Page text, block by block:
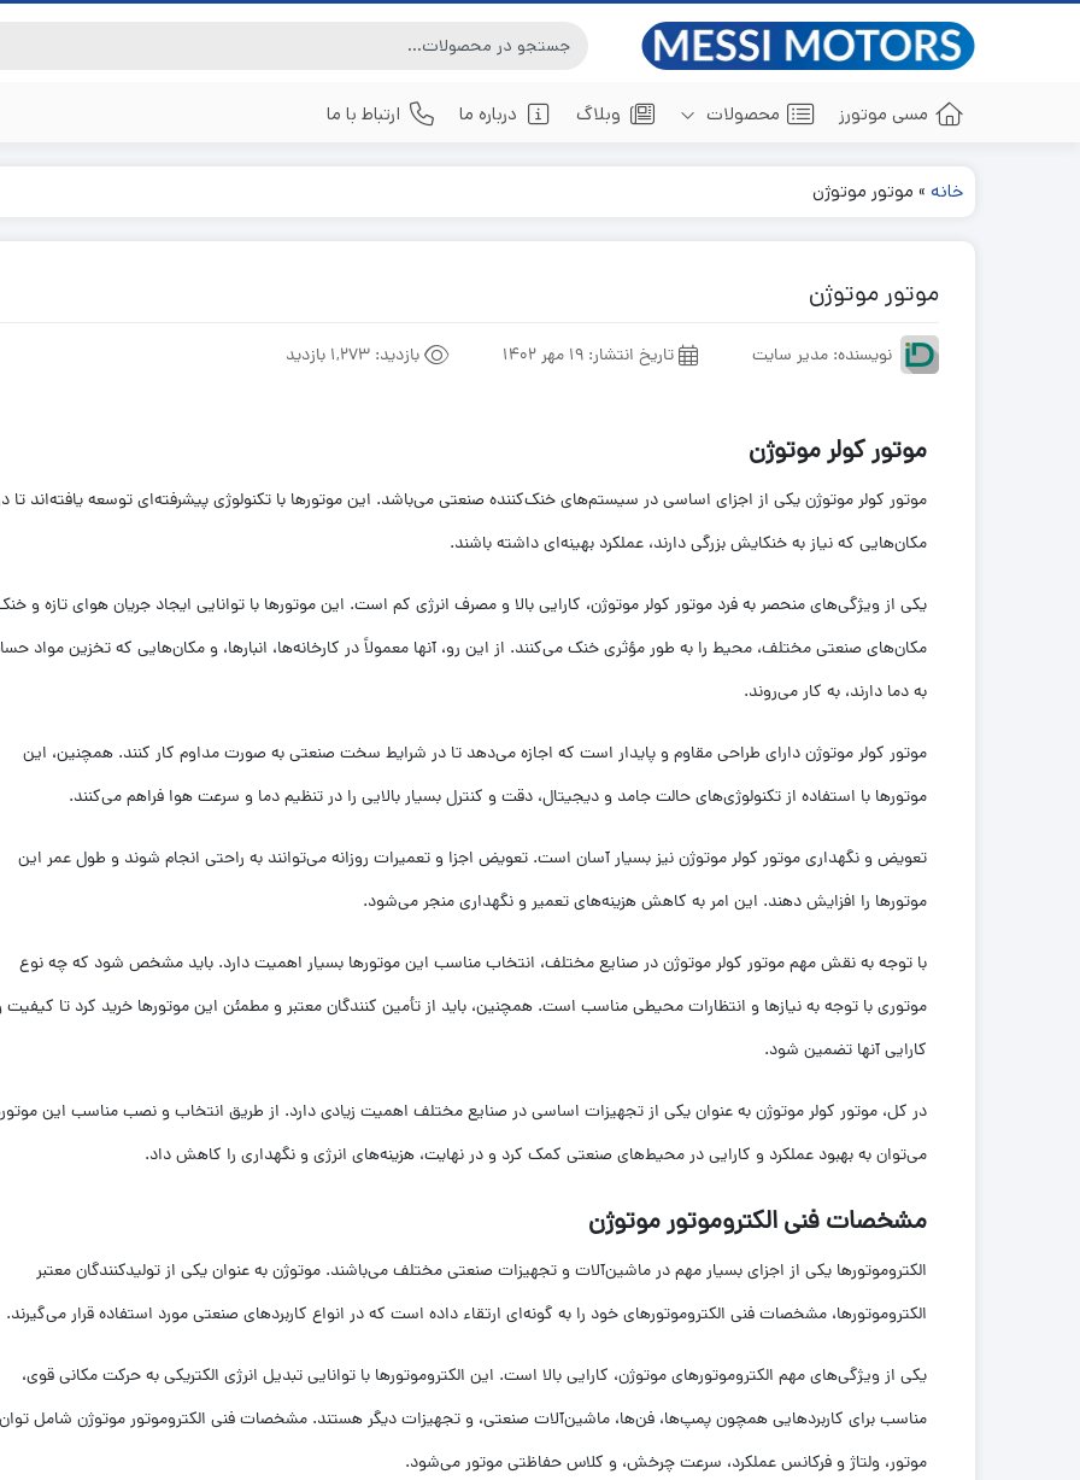
مسی موتورز محصولات وبلاگ درباره ما ارتباط با ما
خانه » موتور موتوژن
موتور موتوژن
نویسنده: مدیر سایت تاریخ انتشار: 19 مهر 1402 بازدید: 1,273 بازدید
موتور کولر موتوژن
موتور کولر موتوژن یکی از اجزای اساسی در سیستم‌های خنک‌کننده صنعتی می‌باشد. این موتورها با تکنولوژی پیشرفته‌ای توسعه یافته‌اند تا
مکان‌هایی که نیاز به خنکایش بزرگی دارند، عملکرد بهینه‌ای داشته باشند.
یکی از ویژگی‌های منحصر به فرد موتور کولر موتوژن، کارایی بالا و مصرف انرژی کم است. این موتورها با توانایی ایجاد جریان هوای تازه و
مکان‌های صنعتی مختلف، محیط را به طور مؤثری خنک می‌کنند. از این رو، آنها معمولاً در کارخانه‌ها، انبارها، و مکان‌هایی که تخزین مواد
به دما دارند، به کار می‌روند.
موتور کولر موتوژن دارای طراحی مقاوم و پایدار است که اجازه می‌دهد تا در شرایط سخت صنعتی به صورت مداوم کار کنند. همچنین، این
موتورها با استفاده از تکنولوژی‌های حالت جامد و دیجیتال، دقت و کنترل بسیار بالایی را در تنظیم دما و سرعت هوا فراهم می‌کنند.
تعویض و نگهداری موتور کولر موتوژن نیز بسیار آسان است. تعویض اجزا و تعمیرات روزانه می‌توانند به راحتی انجام شوند و طول عمر این
موتورها را افزایش دهند. این امر به کاهش هزینه‌های تعمیر و نگهداری منجر می‌شود.
با توجه به نقش مهم موتور کولر موتوژن در صنایع مختلف، انتخاب مناسب این موتورها بسیار اهمیت دارد. باید مشخص شود که چه نوع
موتوری با توجه به نیازها و انتظارات محیطی مناسب است. همچنین، باید از تأمین کنندگان معتبر و مطمئن این موتورها خرید کرد تا کیفیت
کارایی آنها تضمین شود.
در کل، موتور کولر موتوژن به عنوان یکی از تجهیزات اساسی در صنایع مختلف اهمیت زیادی دارد. از طریق انتخاب و نصب مناسب این
می‌توان به بهبود عملکرد و کارایی در محیط‌های صنعتی کمک کرد و در نهایت، هزینه‌های انرژی و نگهداری را کاهش داد.
مشخصات فنی الکتروموتور موتوژن
الکتروموتورها یکی از اجزای بسیار مهم در ماشین‌آلات و تجهیزات صنعتی مختلف می‌باشند. موتوژن به عنوان یکی از تولیدکنندگان معتبر
الکتروموتورها، مشخصات فنی الکتروموتورهای خود را به گونه‌ای ارتقاء داده است که در انواع کاربردهای صنعتی مورد استفاده قرار می‌گیرند.
یکی از ویژگی‌های مهم الکتروموتورهای موتوژن، کارایی بالا است. این الکتروموتورها با توانایی تبدیل انرژی الکتریکی به حرکت مکانی قوی،
مناسب برای کاربردهایی همچون پمپ‌ها، فن‌ها، ماشین‌آلات صنعتی، و تجهیزات دیگر هستند. مشخصات فنی الکتروموتور موتوژن شامل توان
موتور، ولتاژ و فرکانس عملکرد، سرعت چرخش، و کلاس حفاظتی موتور می‌شود.